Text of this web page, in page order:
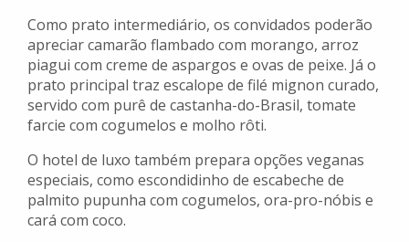
Como prato intermediário, os convidados poderão
apreciar camarão flambado com morango, arroz
piagui com creme de aspargos e ovas de peixe. Já o
prato principal traz escalope de filé mignon curado,
servido com purê de castanha-do-Brasil, tomate
farcie com cogumelos e molho rôti.
O hotel de luxo também prepara opções veganas
especiais, como escondidinho de escabeche de
palmito pupunha com cogumelos, ora-pro-nóbis e
cará com coco.